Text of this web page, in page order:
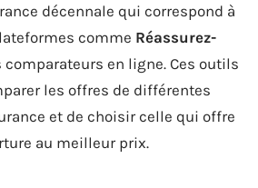
décennale qui correspond à
comme Réassurez-
comparateurs en ligne. Ces outils
les offres de différentes
et de choisir celle qui offre
au meilleur prix.